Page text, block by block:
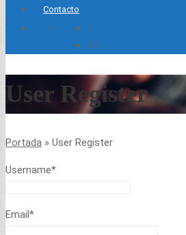
Contacto
User Register
Portada » User Register
Username*
Email*